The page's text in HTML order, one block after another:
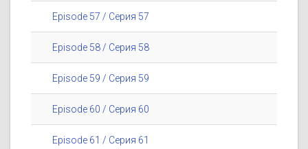
Episode 57 / Серия 57
Episode 58 / Серия 58
Episode 59 / Серия 59
Episode 60 / Серия 60
Episode 61 / Серия 61